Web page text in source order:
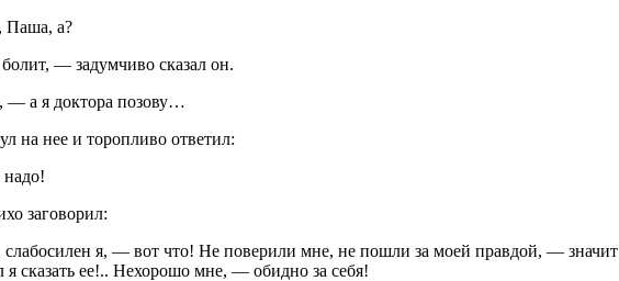
а?
— задумчиво сказал он.
а я доктора позову…
на нее и торопливо ответил:
заговорил:
я, — вот что! Не поверили мне, не пошли за моей правдой, — значит
сказать ее!.. Нехорошо мне, — обидно за себя!